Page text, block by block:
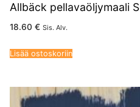
Allbäck pellavaöljymaali
18.60 € Sis. Alv.
Lisää ostoskoriin